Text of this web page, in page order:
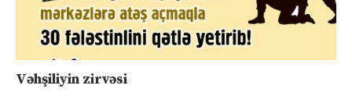
Vəhşiliyin zirvəsi